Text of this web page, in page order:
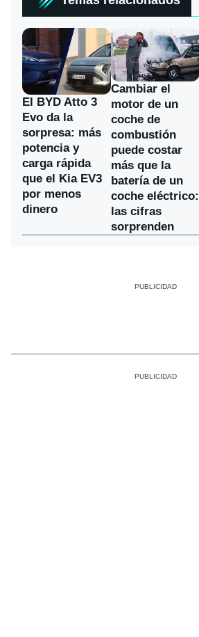
El BYD Atto 3
Evo da la
sorpresa: más
potencia y
carga rápida
que el Kia EV3
por menos
dinero
Cambiar el
motor de un
coche de
combustión
puede costar
más que la
batería de un
coche eléctrico:
las cifras
sorprenden